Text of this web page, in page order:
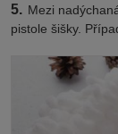
5. Mezi
pistole šišky.